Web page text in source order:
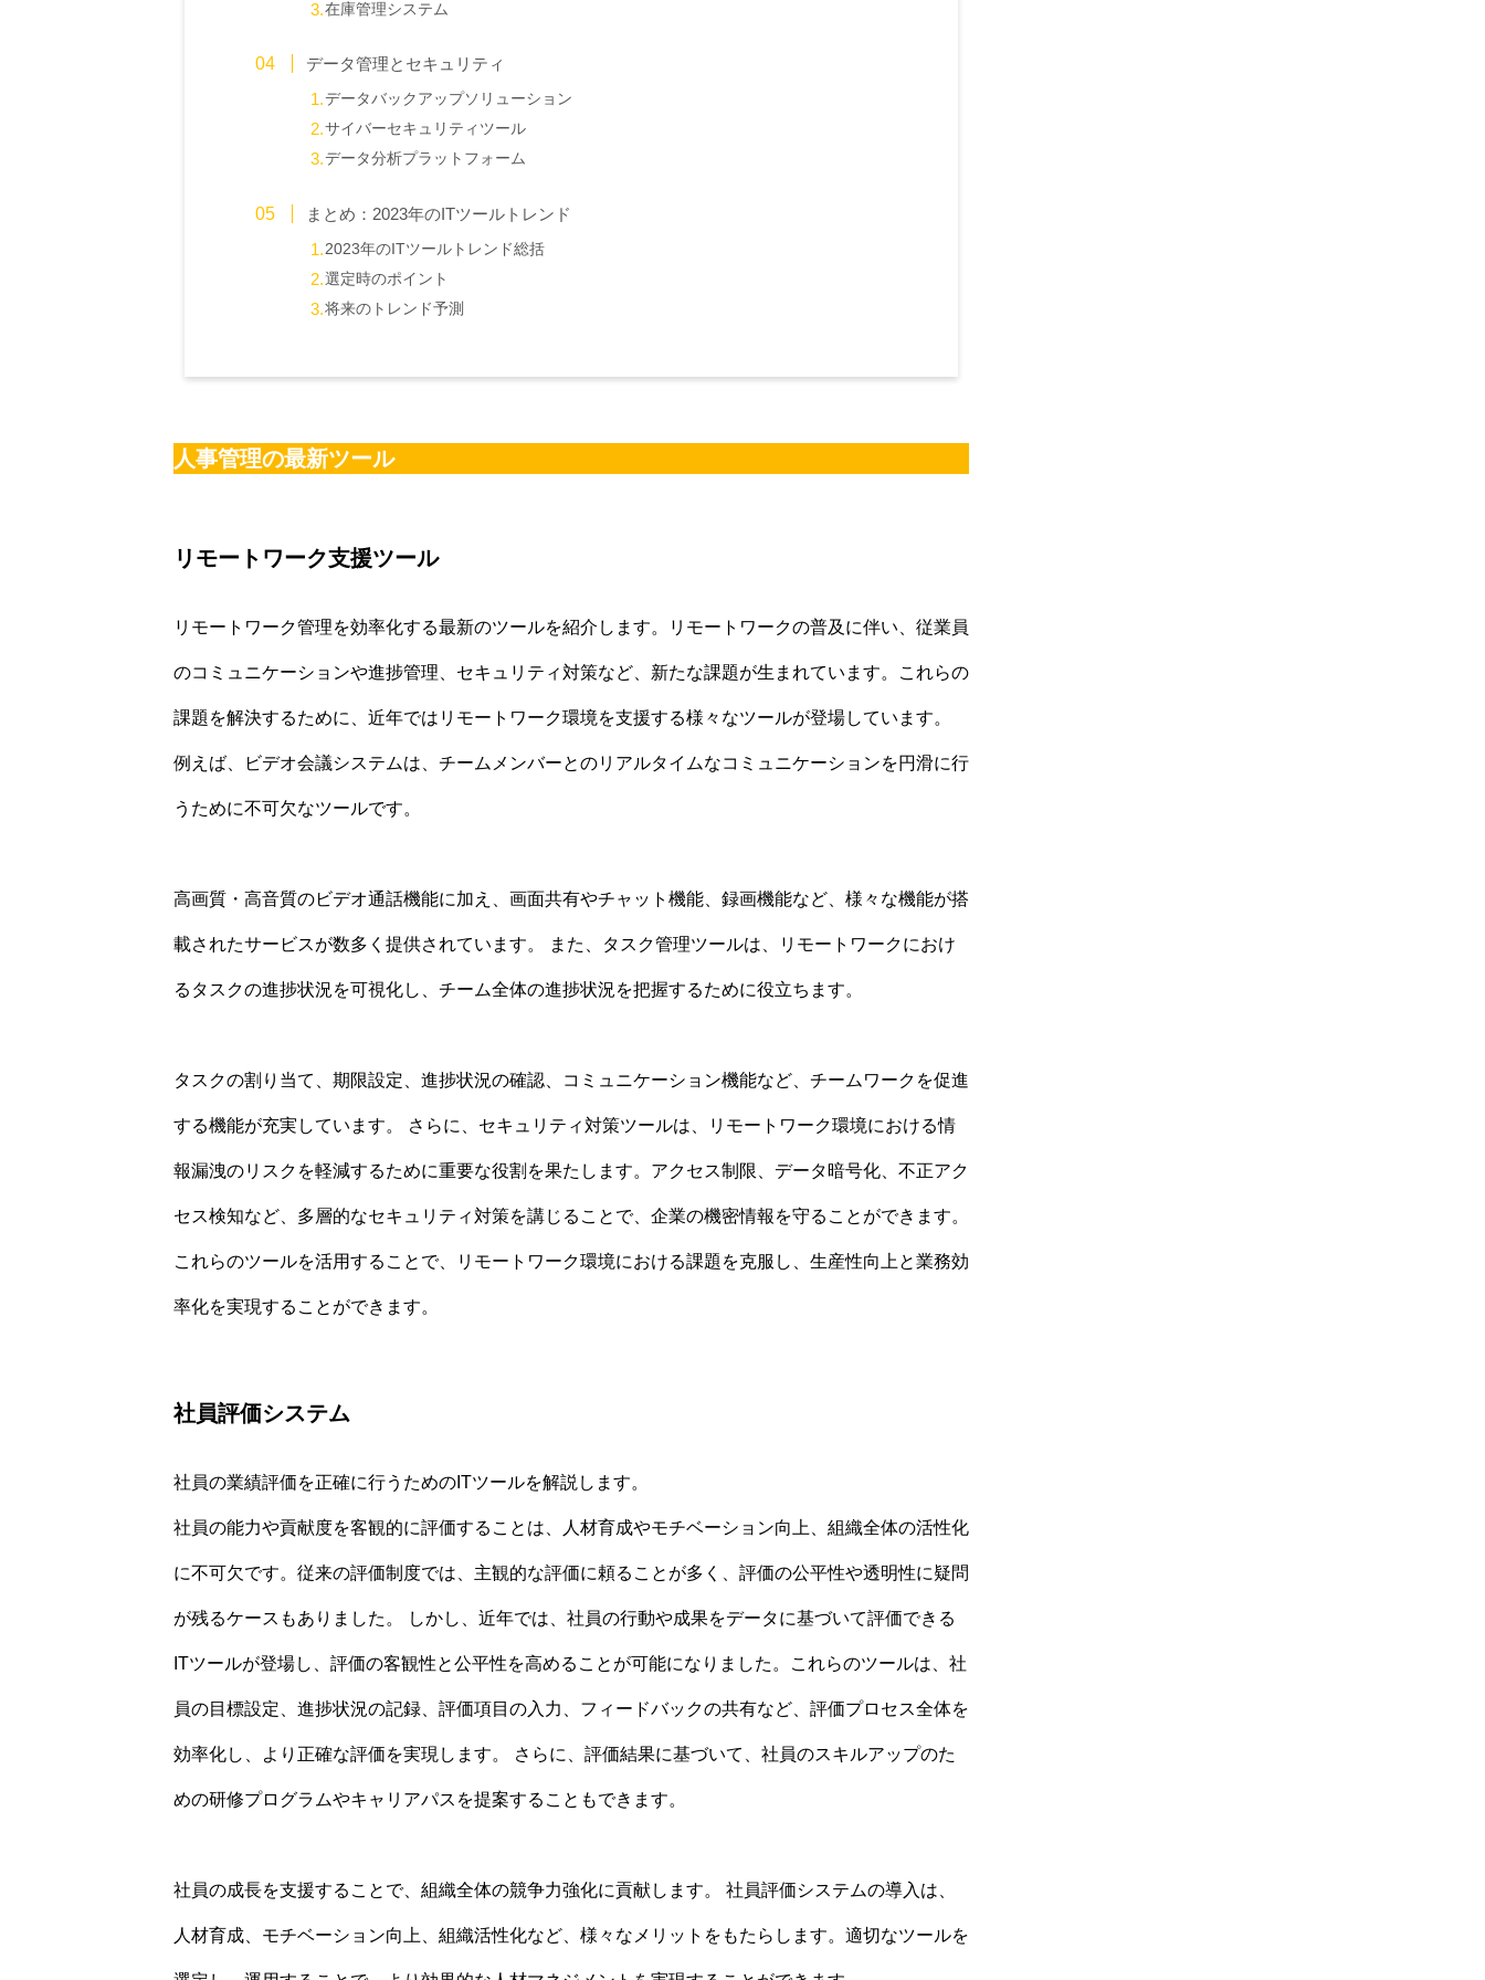
在庫管理システム
データ管理とセキュリティ
データバックアップソリューション
サイバーセキュリティツール
データ分析プラットフォーム
まとめ：2023年のITツールトレンド
2023年のITツールトレンド総括
選定時のポイント
将来のトレンド予測
人事管理の最新ツール
リモートワーク支援ツール
リモートワーク管理を効率化する最新のツールを紹介します。リモートワークの普及に伴い、従業員
のコミュニケーションや進捗管理、セキュリティ対策など、新たな課題が生まれています。これらの
課題を解決するために、近年ではリモートワーク環境を支援する様々なツールが登場しています。
例えば、ビデオ会議システムは、チームメンバーとのリアルタイムなコミュニケーションを円滑に行
うために不可欠なツールです。
高画質・高音質のビデオ通話機能に加え、画面共有やチャット機能、録画機能など、様々な機能が搭
載されたサービスが数多く提供されています。 また、タスク管理ツールは、リモートワークにおけ
るタスクの進捗状況を可視化し、チーム全体の進捗状況を把握するために役立ちます。
タスクの割り当て、期限設定、進捗状況の確認、コミュニケーション機能など、チームワークを促進
する機能が充実しています。 さらに、セキュリティ対策ツールは、リモートワーク環境における情
報漏洩のリスクを軽減するために重要な役割を果たします。アクセス制限、データ暗号化、不正アク
セス検知など、多層的なセキュリティ対策を講じることで、企業の機密情報を守ることができます。
これらのツールを活用することで、リモートワーク環境における課題を克服し、生産性向上と業務効
率化を実現することができます。
社員評価システム
社員の業績評価を正確に行うためのITツールを解説します。
社員の能力や貢献度を客観的に評価することは、人材育成やモチベーション向上、組織全体の活性化
に不可欠です。従来の評価制度では、主観的な評価に頼ることが多く、評価の公平性や透明性に疑問
が残るケースもありました。 しかし、近年では、社員の行動や成果をデータに基づいて評価できる
ITツールが登場し、評価の客観性と公平性を高めることが可能になりました。これらのツールは、社
員の目標設定、進捗状況の記録、評価項目の入力、フィードバックの共有など、評価プロセス全体を
効率化し、より正確な評価を実現します。 さらに、評価結果に基づいて、社員のスキルアップのた
めの研修プログラムやキャリアパスを提案することもできます。
社員の成長を支援することで、組織全体の競争力強化に貢献します。 社員評価システムの導入は、
人材育成、モチベーション向上、組織活性化など、様々なメリットをもたらします。適切なツールを